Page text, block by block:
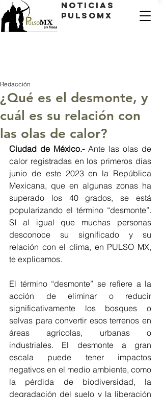
Noticias
PulsoMX
¿Qué es el desmonte, y
cuál es su relación con
las olas de calor?
Redacción
Ciudad de México.- Ante las olas de
calor registradas en los primeros días
junio de este 2023 en la República
Mexicana, que en algunas zonas ha
superado los 40 grados, se está
popularizando el término “desmonte”.
SI al igual que muchas personas
desconoce su significado y su
relación con el clima, en PULSO MX,
te explicamos.
El término “desmonte” se refiere a la
acción de eliminar o reducir
significativamente los bosques o
selvas para convertir esos terrenos en
áreas agrícolas, urbanas o
industriales. El desmonte a gran
escala puede tener impactos
negativos en el medio ambiente, como
la pérdida de biodiversidad, la
degradación del suelo y la liberación